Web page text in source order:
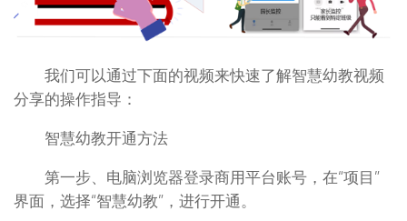
我们可以通过下面的视频来快速了解智慧幼教视频
分享的操作指导：
智慧幼教开通方法
第一步、电脑浏览器登录商用平台账号，在“项目”
界面，选择“智慧幼教”，进行开通。